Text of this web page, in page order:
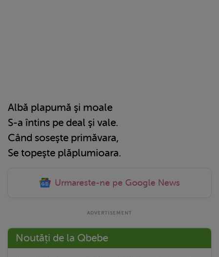
Albă plapumă şi moale
S-a întins pe deal şi vale.
Când soseşte primăvara,
Se topeşte plăplumioara.
Urmareste-ne pe Google News
Noutăți de la Qbebe